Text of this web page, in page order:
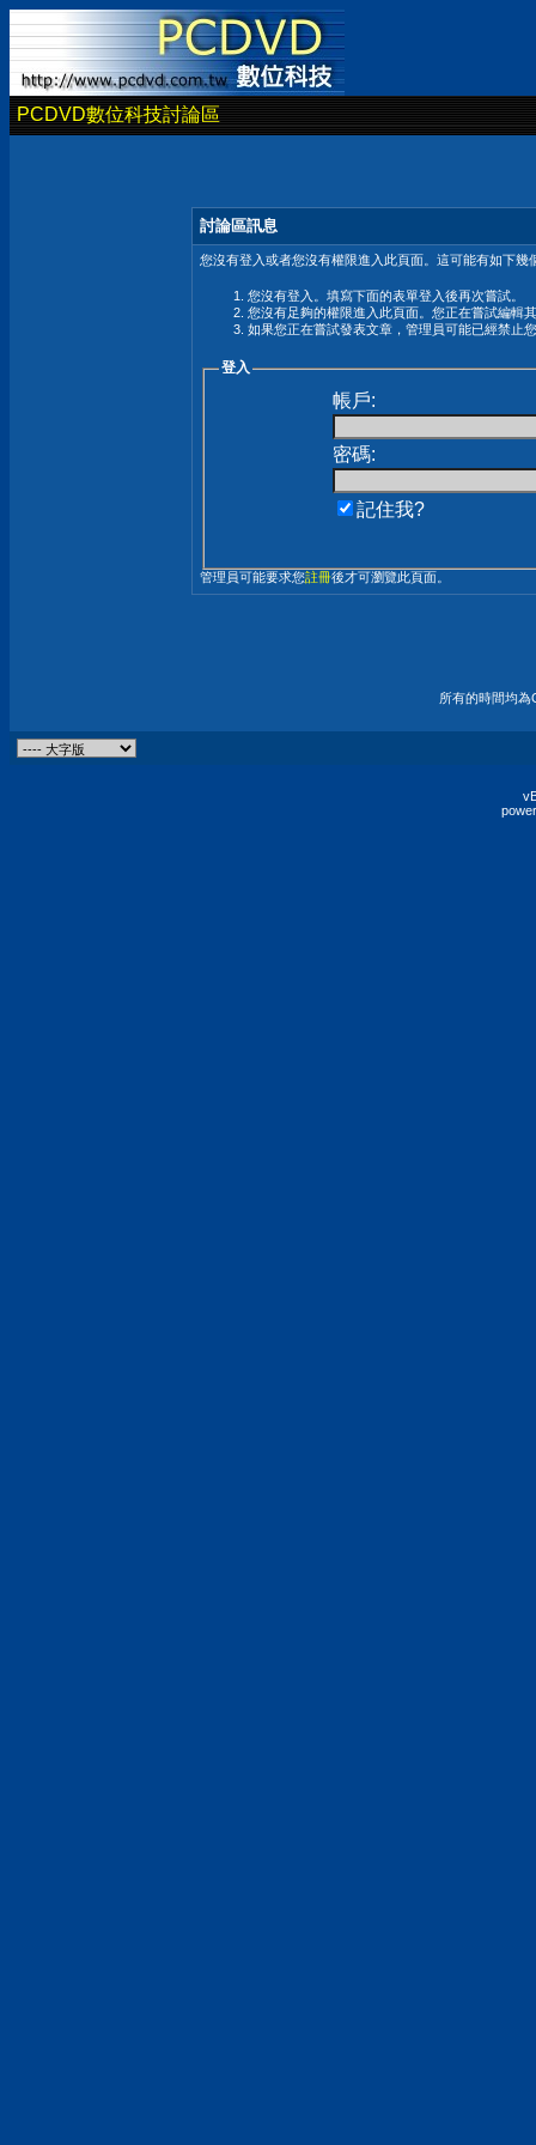
PCDVD數位科技討論區
討論區訊息
您沒有登入或者您沒有權限進入此頁面。這可能有如下幾
您沒有登入。填寫下面的表單登入後再次嘗試。
您沒有足夠的權限進入此頁面。您正在嘗試編輯
如果您正在嘗試發表文章，管理員可能已經禁止
登入
帳戶:
密碼:
記住我?
管理員可能要求您註冊後才可瀏覽此頁面。
所有的時間均為